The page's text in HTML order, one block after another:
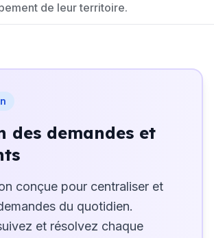
de leur territoire.
des demandes et
conçue pour centraliser et
du quotidien.
et résolvez chaque